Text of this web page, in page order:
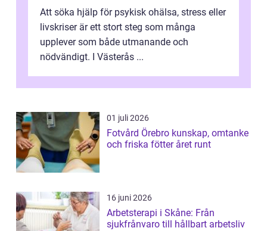
Att söka hjälp för psykisk ohälsa, stress eller
livskriser är ett stort steg som många
upplever som både utmanande och
nödvändigt. I Västerås ...
01 juli 2026
Fotvård Örebro kunskap, omtanke
och friska fötter året runt
16 juni 2026
Arbetsterapi i Skåne: Från
sjukfrånvaro till hållbart arbetsliv